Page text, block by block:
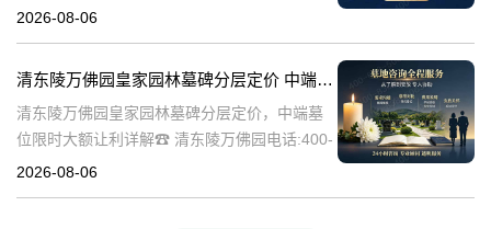
们缅怀先人、寄托哀思的重要场所。近年来，
清
2026-08-06
清东陵万佛园皇家园林墓碑分层定价 中端墓位限时大额让利详解
清东陵万佛园皇家园林墓碑分层定价，中端墓
位限时大额让利详解☎ 清东陵万佛园电话:400-
838-5063清东陵万佛园，作为中国历史上著名
2026-08-06